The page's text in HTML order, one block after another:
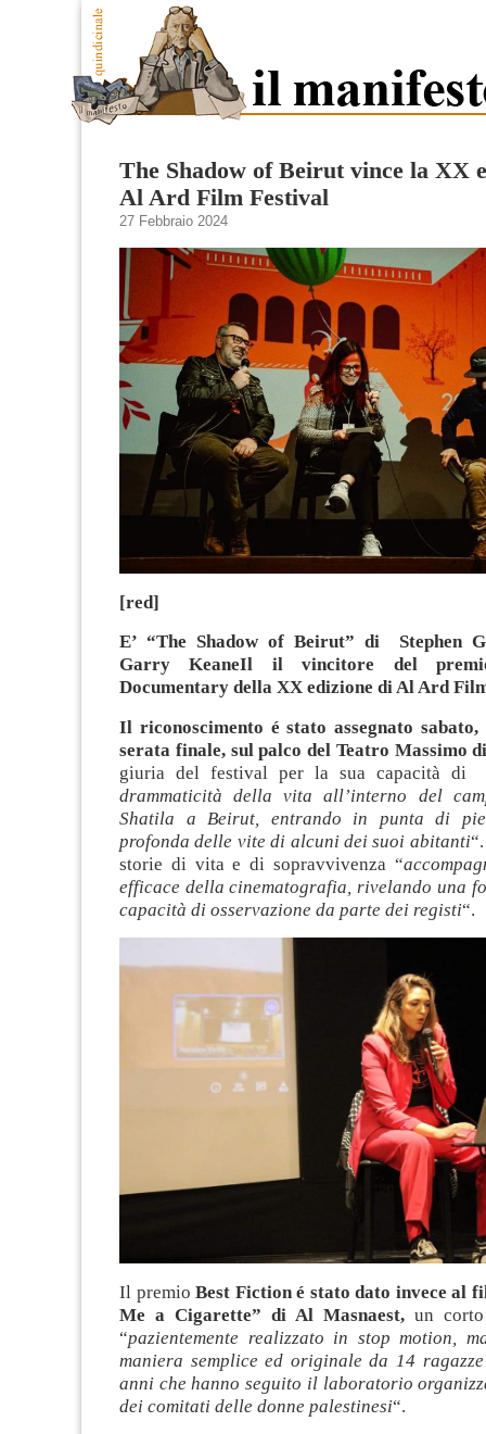
The Shadow of Beirut vince la XX
Al Ard Film Festival
27 Febbraio 2024
[red]
E’ “The Shadow of Beirut” di Stephen
Garry KeaneIl il vincitore del
Documentary della XX edizione di Al Ard
Il riconoscimento é stato assegnato
serata finale, sul palco del Teatro Massimo
giuria del festival per la sua capacità di
drammaticità della vita all’interno del
Shatila a Beirut, entrando in punta di
profonda delle vite di alcuni dei suoi abitanti
storie di vita e di sopravvivenza “
efficace della cinematografia, rivelando una
capacità di osservazione da parte dei registi“.
Il premioBest Fiction é stato dato invece al
Me a Cigarette” di Al Masnaest, un
“pazientemente realizzato in stop motion,
maniera semplice ed originale da 14
anni che hanno seguito il laboratorio
dei comitati delle donne palestinesi“.